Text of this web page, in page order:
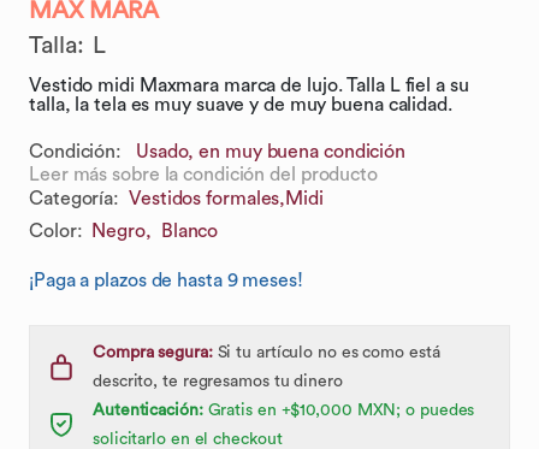
MAX MARA
Talla: L
Vestido midi Maxmara marca de lujo. Talla L fiel a su
talla, la tela es muy suave y de muy buena calidad.
Condición:
Usado, en muy buena condición
Leer más sobre la condición del producto
Categoría: Vestidos formales, Midi
Color: Negro, Blanco
¡Paga a plazos de hasta 9 meses!
Compra segura:Si tu artículo no es como está
descrito, te regresamos tu dinero
Autenticación:Gratis en +$10,000 MXN; o puedes
solicitarlo en el checkout